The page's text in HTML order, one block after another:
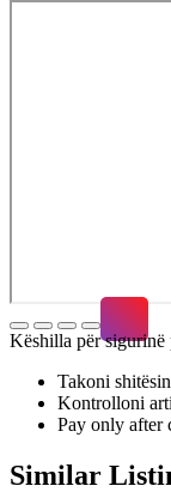
Këshilla për sigurinë
Takoni
Kontrolloni
Pay only after
Similar